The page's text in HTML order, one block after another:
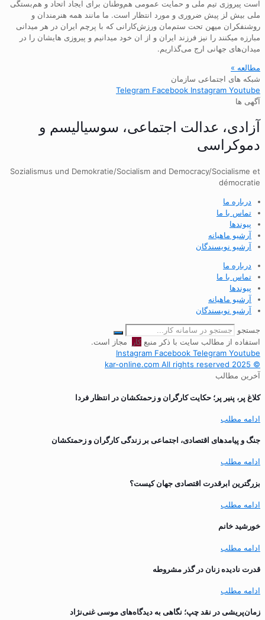
است پیروزی تیم ملی و حمایت عمومی هم‌وطنان برای ایجاد اتحاد و هم‌بستگی
ملی بیش لز پیش ضروری و مورد انتظار است. ما مانند همه هنرمندان و
روشنفکران میهن تحت ستم‌مان ورزش‌کارانی که با پرچم ایران در هر میدانی
مبارزه میکنند را نیز فرزند ایران و از ان خود میدانیم و پیروزی هایشان را در
میدان‌های جهانی ارج می‌گذاریم.
مطالعه »
شبکه های اجتماعی سازمان
Telegram Facebook Instagram Youtube
آگهی ها
آزادی، عدالت اجتماعی، سوسیالیسم و
دموکراسی
Sozialismus und Demokratie/Socialism and Democracy/Socialisme et
démocratie
درباره ما
تماس با ما
پیوندها
آرشیو ماهیانه
آرشیو نویسندگان
درباره ما
تماس با ما
پیوندها
آرشیو ماهیانه
آرشیو نویسندگان
جستجو
استفاده از مطالب سایت با ذکر منبعکار
مجاز است.
Instagram Facebook Telegram Youtube
© 2025 kar-online.com All rights reserved
آخرین مطالب
کلاغ پر، پنیر پر؛ حکایت کارگران و زحمتکشان در انتظار فردا
ادامه مطلب
جنگ و پیامدهای اقتصادی، اجتماعی بر زندگی کارگران و زحمتکشان
ادامه مطلب
بزرگترین ابرقدرت اقتصادی جهان کیست؟
ادامه مطلب
خورشید خانم
ادامه مطلب
قدرت نادیده زنان در گذر مشروطه
ادامه مطلب
زمان‌پریشی در نقد چپ؛ نگاهی به دیدگاه‌های موسی غنی‌نژاد